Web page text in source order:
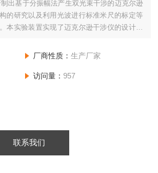
出基于分振幅法产生双光束干涉的迈克尔逊
的研究以及利用光波进行标准米尺的标定等
本实验装置实现了迈克尔逊干涉仪的设计理
源、白光干涉、干涉可见度、转换法、累
厂商性质： 生产厂家
访问量： 957
联系我们